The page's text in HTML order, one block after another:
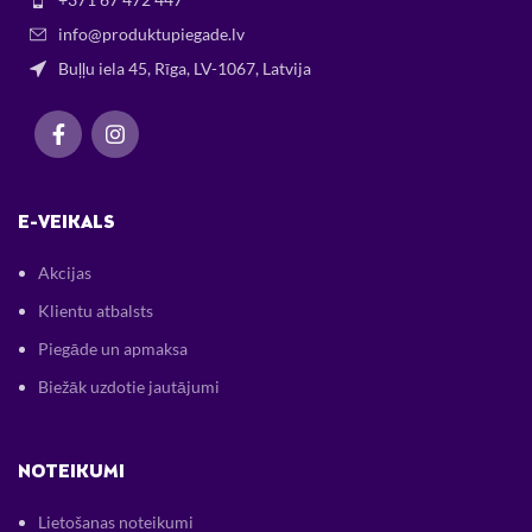
info@produktupiegade.lv
Buļļu iela 45, Rīga, LV-1067, Latvija
E-VEIKALS
Akcijas
Klientu atbalsts
Piegāde un apmaksa
Biežāk uzdotie jautājumi
NOTEIKUMI
Lietošanas noteikumi